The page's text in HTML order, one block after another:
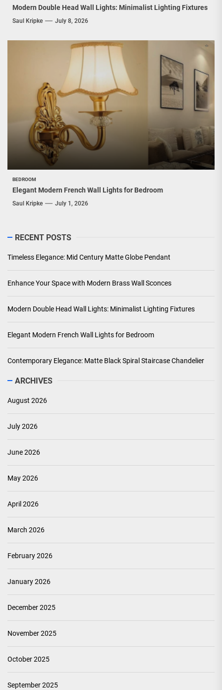
Modern Double Head Wall Lights: Minimalist Lighting Fixtures
Saul Kripke July 8, 2026
BEDROOM
Elegant Modern French Wall Lights for Bedroom
Saul Kripke July 1, 2026
RECENT POSTS
Timeless Elegance: Mid Century Matte Globe Pendant
Enhance Your Space with Modern Brass Wall Sconces
Modern Double Head Wall Lights: Minimalist Lighting Fixtures
Elegant Modern French Wall Lights for Bedroom
Contemporary Elegance: Matte Black Spiral Staircase Chandelier
ARCHIVES
August 2026
July 2026
June 2026
May 2026
April 2026
March 2026
February 2026
January 2026
December 2025
November 2025
October 2025
September 2025